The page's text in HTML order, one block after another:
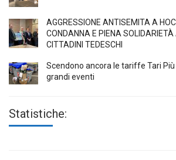
AGGRESSIONE ANTISEMITA A
CONDANNA E PIENA
CITTADINI TEDESCHI
Scendono ancora le tariffe Tari
grandi eventi
Statistiche: